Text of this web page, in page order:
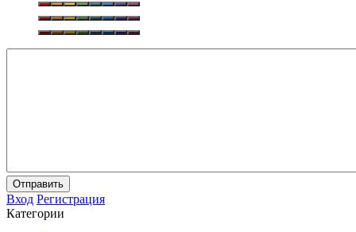
Отправить
Вход Регистрация
Категории